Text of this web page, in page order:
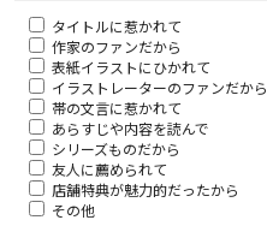
タイトルに惹かれて
作家のファンだから
表紙イラストにひかれて
イラストレーターのファンだから
帯の文言に惹かれて
あらすじや内容を読んで
シリーズものだから
友人に薦められて
店舗特典が魅力的だったから
その他